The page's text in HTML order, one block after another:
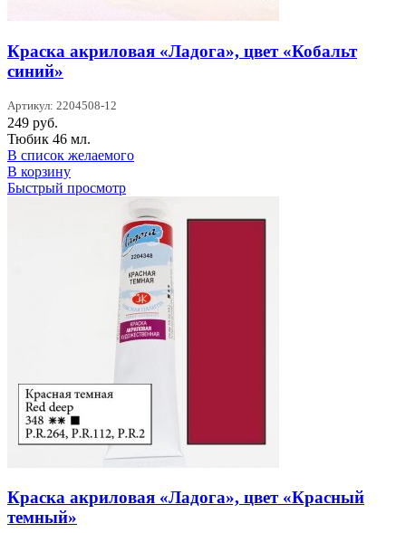
Краска акриловая «Ладога», цвет «Кобальт
синий»
Артикул: 2204508-12
249 руб.
Тюбик 46 мл.
В список желаемого
В корзину
Быстрый просмотр
Краска акриловая «Ладога», цвет «Красный
темный»